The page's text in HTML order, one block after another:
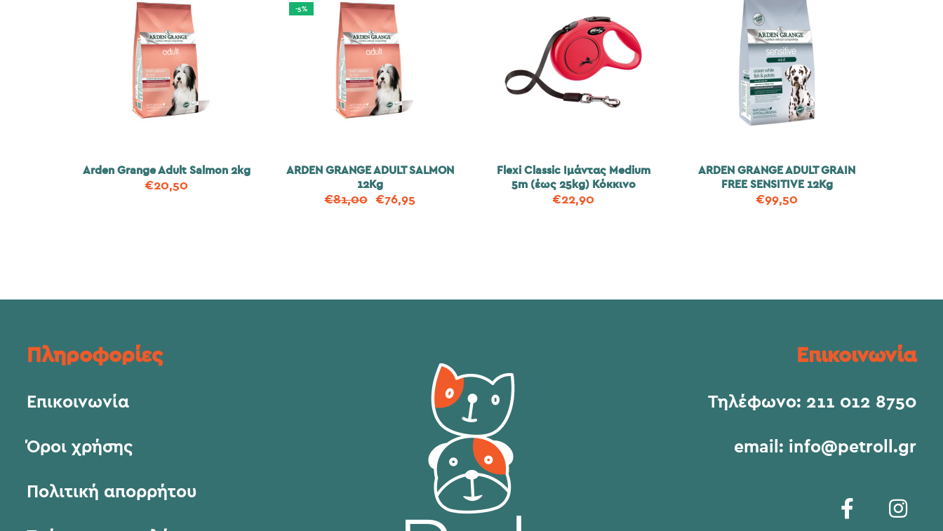
Arden Grange Adult Salmon 2kg
€20,50
-5%
ARDEN GRANGE ADULT SALMON
12Kg
€81,00 €76,95
Flexi Classic Ιμάντας Medium
5m (έως 25kg) Κόκκινο
€22,90
ARDEN GRANGE ADULT GRAIN
FREE SENSITIVE 12Kg
€99,50
Πληροφορίες
Επικοινωνία
Όροι χρήσης
Πολιτική απορρήτου
Επικοινωνία
Τηλέφωνο: 211 012 8750
email: info@petroll.gr